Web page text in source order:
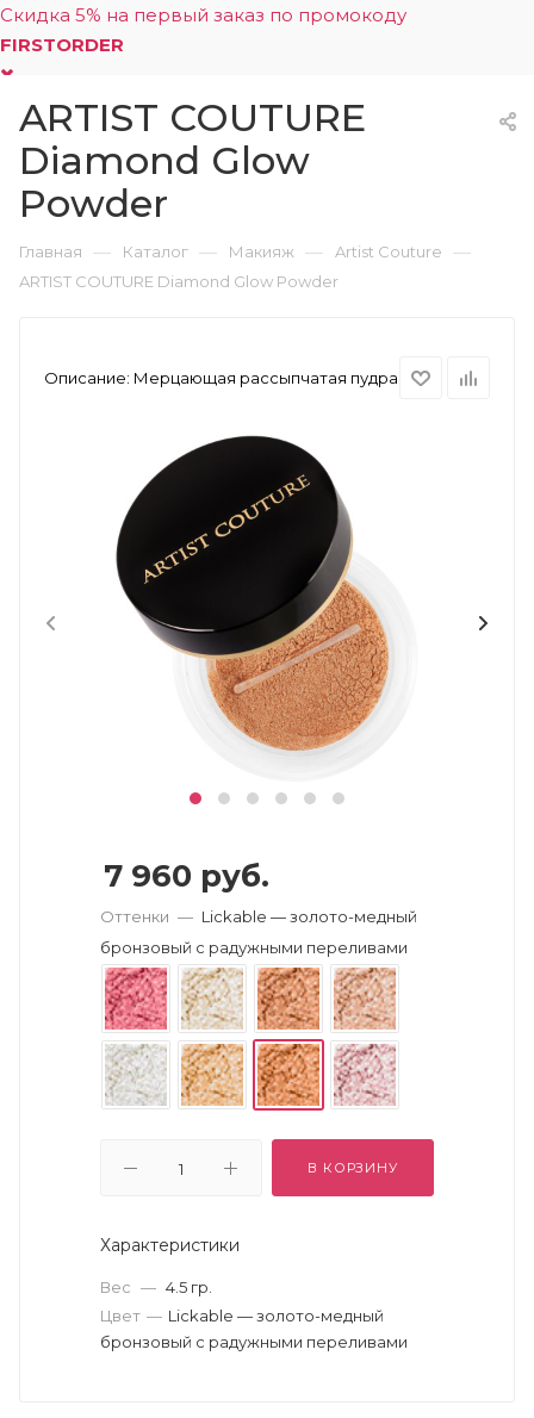
Скидка 5% на первый заказ по промокоду
FIRSTORDER
0
ARTIST COUTURE
Diamond Glow
Powder
Главная — Каталог — Макияж — Artist Couture —
ARTIST COUTURE Diamond Glow Powder
Описание: Мерцающая рассыпчатая пудра
7 960 руб.
Оттенки — Lickable — золото-медный
бронзовый с радужными переливами
В КОРЗИНУ
Характеристики
Вес — 4.5 гр.
Цвет — Lickable — золото-медный
бронзовый с радужными переливами